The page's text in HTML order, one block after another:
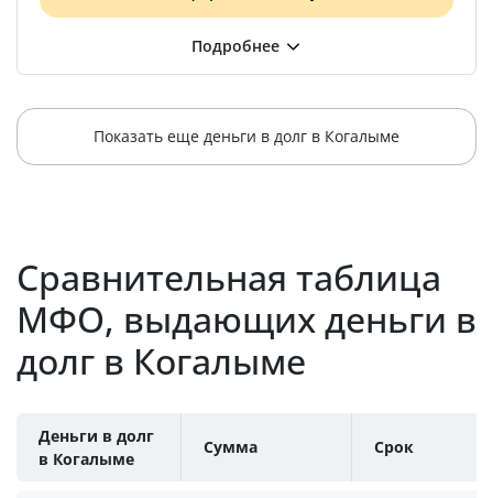
Показать еще деньги в долг в Когалыме
Сравнительная таблица
МФО, выдающих деньги в
долг в Когалыме
Деньги в долг
в Когалыме
Сумма Срок